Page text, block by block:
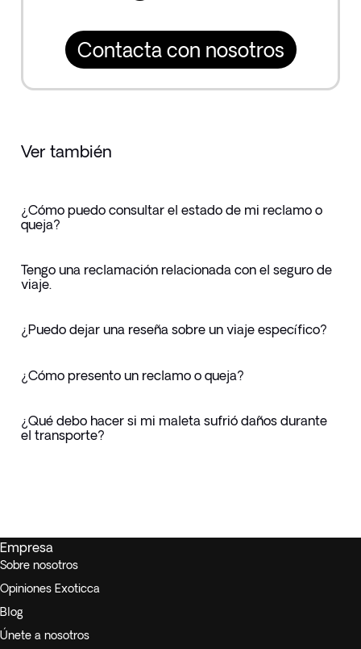
Contacta con nosotros
Ver también
¿Cómo puedo consultar el estado de mi reclamo o
queja?
Tengo una reclamación relacionada con el seguro de
viaje.
¿Puedo dejar una reseña sobre un viaje específico?
¿Cómo presento un reclamo o queja?
¿Qué debo hacer si mi maleta sufrió daños durante
el transporte?